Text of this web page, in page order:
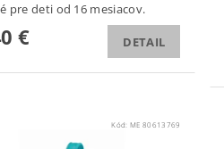
pre deti od 16 mesiacov.
€ DETAIL
Kód: ME 80613769